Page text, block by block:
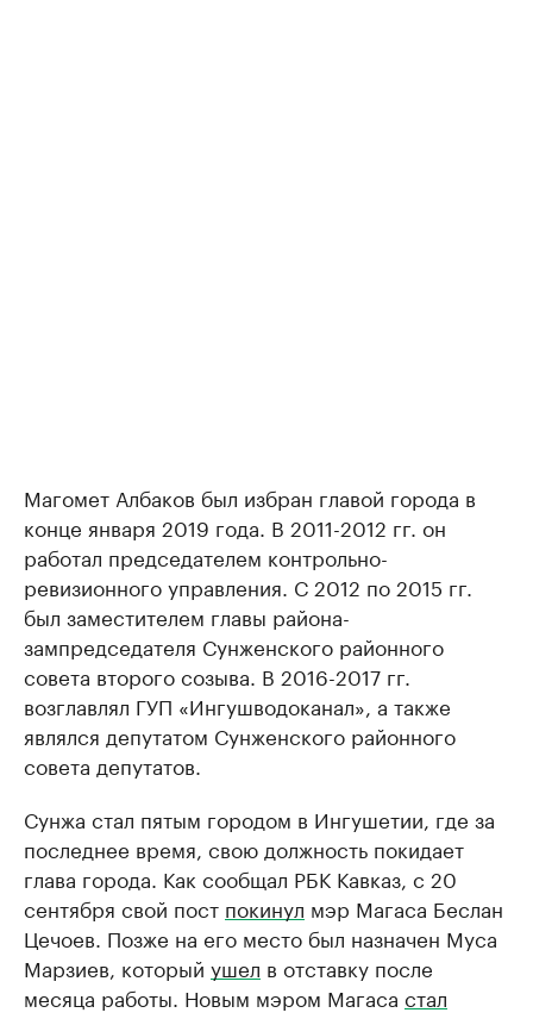
Магомет Албаков был избран главой города в
конце января 2019 года. В 2011-2012 гг. он
работал председателем контрольно-
ревизионного управления. С 2012 по 2015 гг.
был заместителем главы района-
зампредседателя Сунженского районного
совета второго созыва. В 2016-2017 гг.
возглавлял ГУП «Ингушводоканал», а также
являлся депутатом Сунженского районного
совета депутатов.
Сунжа стал пятым городом в Ингушетии, где за
последнее время, свою должность покидает
глава города. Как сообщал РБК Кавказ, с 20
сентября свой пост покинул мэр Магаса Беслан
Цечоев. Позже на его место был назначен Муса
Марзиев, который ушел в отставку после
месяца работы. Новым мэром Магаса стал